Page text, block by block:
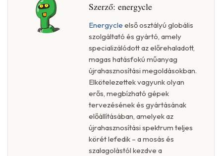
Szerző: energycle
Energycle első osztályú globális
szolgáltató és gyártó, amely
specializálódott az előrehaladott,
magas hatásfokú műanyag
újrahasznosítási megoldásokban.
Elkötelezettek vagyunk olyan
erős, megbízható gépek
tervezésének és gyártásának
előállításában, amelyek az
újrahasznosítási spektrum teljes
körét lefedik – a mosás és
szalagolástól kezdve a